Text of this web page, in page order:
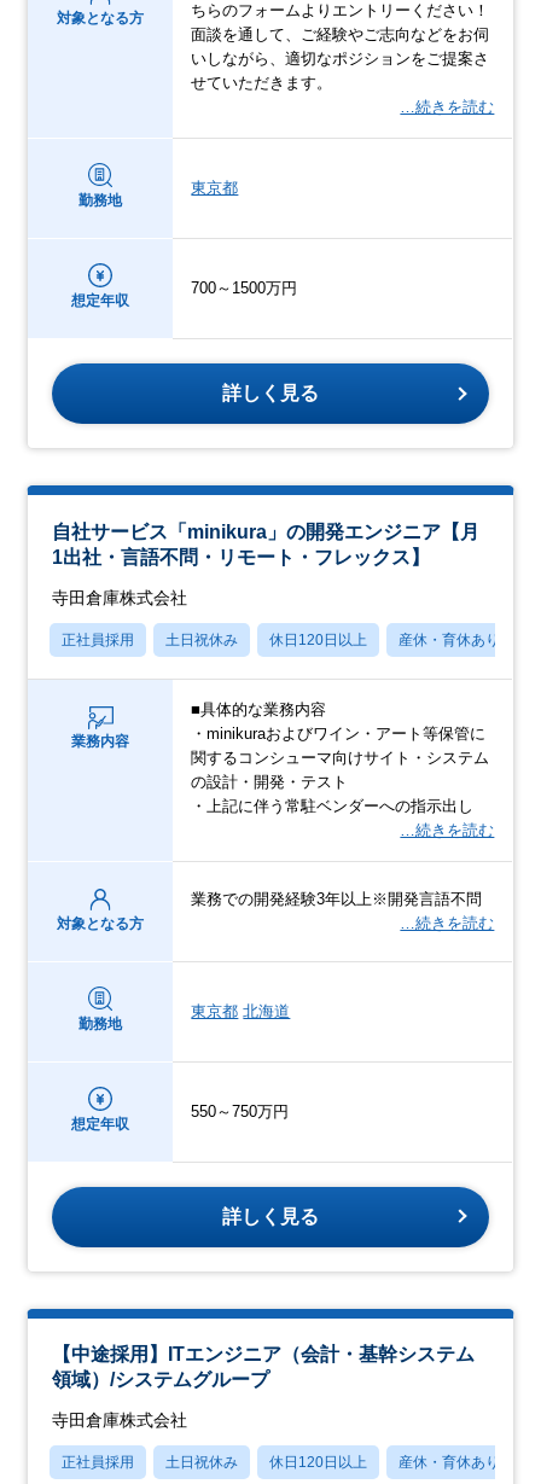
対象となる方
ちらのフォームよりエントリーください！
面談を通して、ご経験やご志向などをお伺
いしながら、適切なポジションをご提案さ
せていただきます。
…続きを読む
勤務地
東京都
想定年収
700～1500万円
詳しく見る
自社サービス「minikura」の開発エンジニア【月
1出社・言語不問・リモート・フレックス】
寺田倉庫株式会社
正社員採用 土日祝休み 休日120日以上 産休・育休あり
業務内容
■具体的な業務内容
・minikuraおよびワイン・アート等保管に
関するコンシューマ向けサイト・システム
の設計・開発・テスト
・上記に伴う常駐ベンダーへの指示出し
…続きを読む
対象となる方
業務での開発経験3年以上※開発言語不問
…続きを読む
勤務地
東京都 北海道
想定年収
550～750万円
詳しく見る
【中途採用】ITエンジニア（会計・基幹システム
領域）/システムグループ
寺田倉庫株式会社
正社員採用 土日祝休み 休日120日以上 産休・育休あり